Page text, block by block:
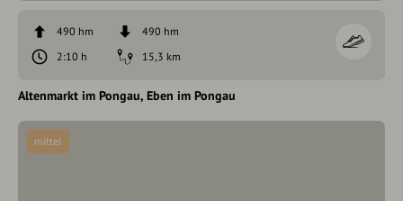
490 hm
490 hm
2:10 h
15,3 km
Altenmarkt im Pongau Eben im Pongau
mittel